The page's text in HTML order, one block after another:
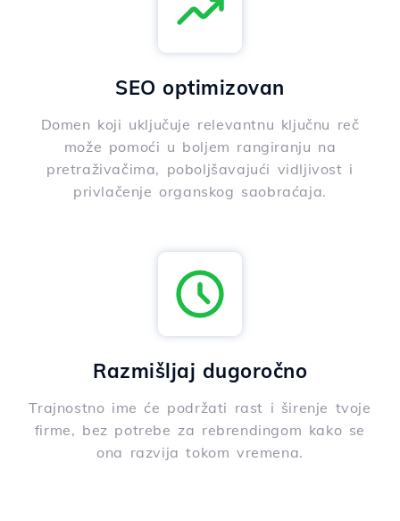
SEO optimizovan
Domen koji uključuje relevantnu ključnu reč
može pomoći u boljem rangiranju na
pretraživačima, poboljšavajući vidljivost i
privlačenje organskog saobraćaja.
Razmišljaj dugoročno
Trajnostno ime će podržati rast i širenje tvoje
firme, bez potrebe za rebrendingom kako se
ona razvija tokom vremena.